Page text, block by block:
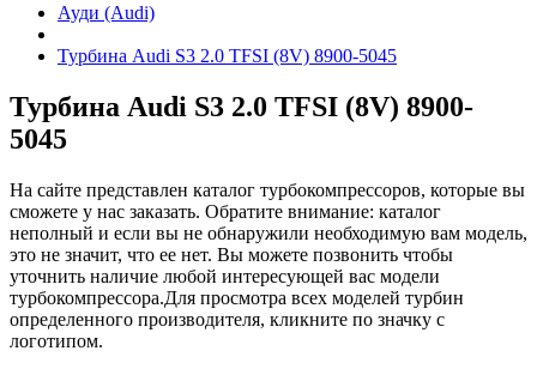
Ауди (Audi)
Турбина Audi S3 2.0 TFSI (8V) 8900-5045
Турбина Audi S3 2.0 TFSI (8V) 8900-
5045
На сайте представлен каталог турбокомпрессоров, которые вы
сможете у нас заказать. Обратите внимание: каталог
неполный и если вы не обнаружили необходимую вам модель,
это не значит, что ее нет. Вы можете позвонить чтобы
уточнить наличие любой интересующей вас модели
турбокомпрессора.Для просмотра всех моделей турбин
определенного производителя, кликните по значку с
логотипом.